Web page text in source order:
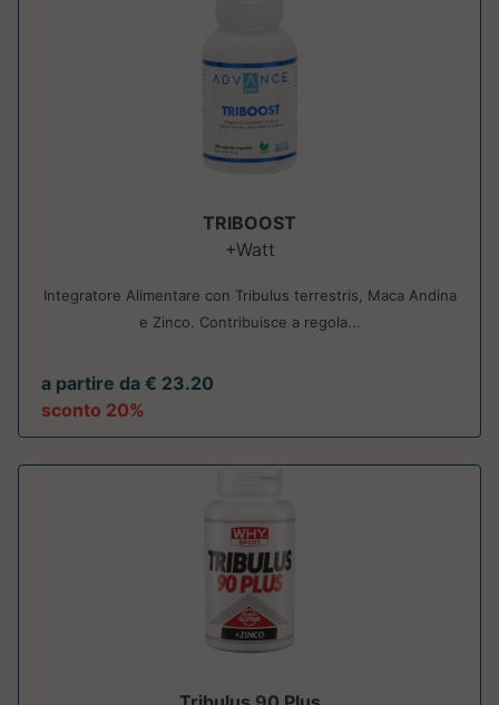
TRIBOOST
+Watt
Integratore Alimentare con Tribulus terrestris, Maca Andina
e Zinco. Contribuisce a regola...
a partire da € 23.20
sconto 20%